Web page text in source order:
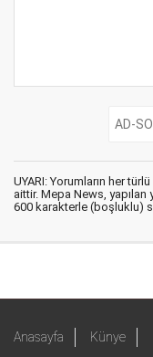
UYARI: Yorumların her
aittir. Mepa News,
600 karakterle (boşluklu)
Anasayfa Künye